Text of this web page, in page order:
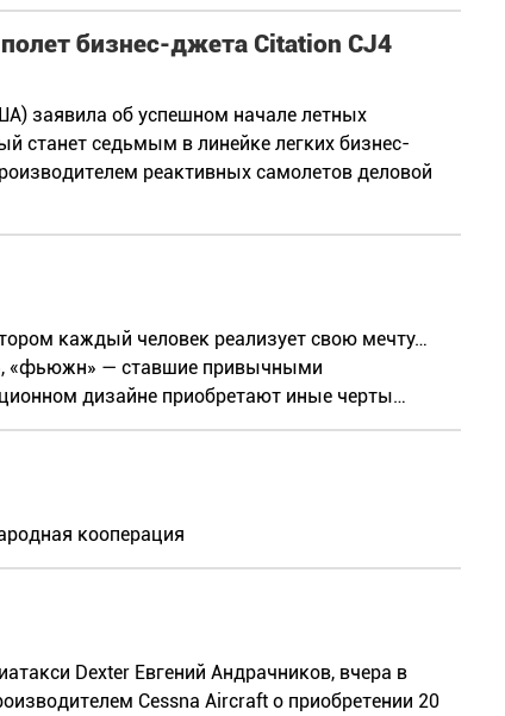
бизнес-джета Citation CJ4
заявила об успешном начале летных
станет седьмым в линейке легких бизнес-
реактивных самолетов деловой
каждый человек реализует свою мечту…
«фьюжн» — ставшие привычными
дизайне приобретают иные черты…
кооперация
Dexter Евгений Андрачников, вчера в
Cessna Aircraft о приобретении 20